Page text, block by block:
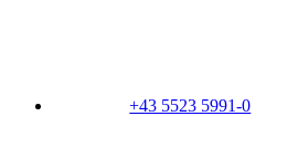
+43 5523 5991-0